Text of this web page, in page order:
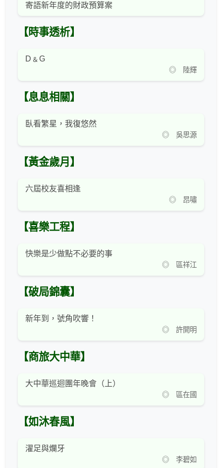
寄語新年度的財政預算案
【時事透析】
D﹠G
◎ 陸輝
【息息相關】
臥看繁星，我復悠然
◎ 吳思源
【黃金歲月】
六屆校友喜相逢
◎ 昂嘯
【喜樂工程】
快樂是少做點不必要的事
◎ 區祥江
【破局錦囊】
新年到，號角吹響！
◎ 許開明
【商旅大中華】
大中華巡迴團年晚會（上）
◎ 區在國
【如沐春風】
濯足與爛牙
◎ 李碧如